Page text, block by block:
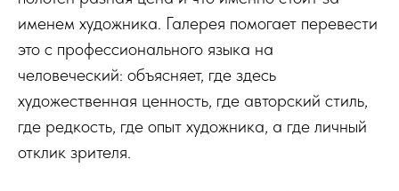
именем художника. Галерея помогает перевести
это с профессионального языка на
человеческий: объясняет, где здесь
художественная ценность, где авторский стиль,
где редкость, где опыт художника, а где личный
отклик зрителя.